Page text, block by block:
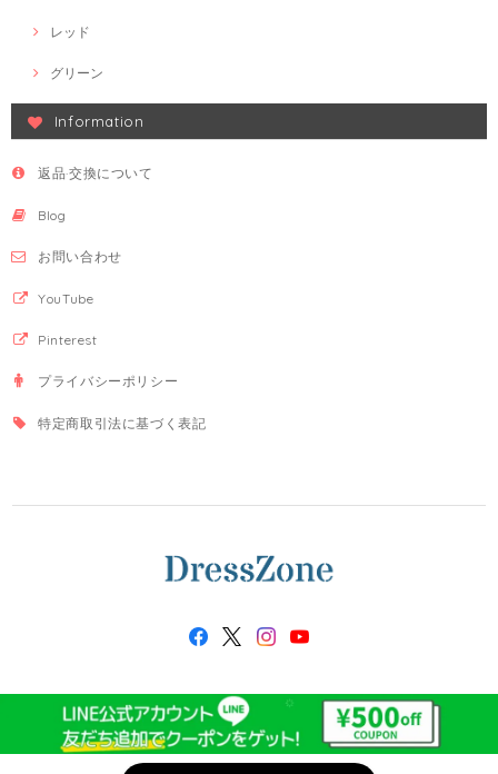
レッド
グリーン
Information
返品·交換について
Blog
お問い合わせ
YouTube
Pinterest
プライバシーポリシー
特定商取引法に基づく表記